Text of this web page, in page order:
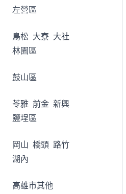
左營區
鳥松 大寮 大社
林園區
鼓山區
苓雅 前金 新興
鹽埕區
岡山 橋頭 路竹
湖內
高雄市其他